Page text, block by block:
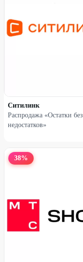
Ситилинк
Распродажа «Остатки без
недостатков»
38%